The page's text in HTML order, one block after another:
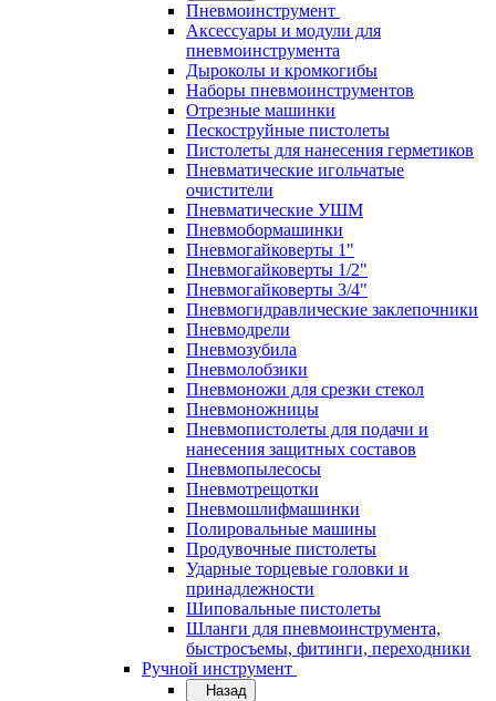
Пневмоинструмент
Аксессуары и модули для
пневмоинструмента
Дыроколы и кромкогибы
Наборы пневмоинструментов
Отрезные машинки
Пескоструйные пистолеты
Пистолеты для нанесения герметиков
Пневматические игольчатые
очистители
Пневматические УШМ
Пневмобормашинки
Пневмогайковерты 1"
Пневмогайковерты 1/2"
Пневмогайковерты 3/4"
Пневмогидравлические заклепочники
Пневмодрели
Пневмозубила
Пневмолобзики
Пневмоножи для срезки стекол
Пневмоножницы
Пневмопистолеты для подачи и
нанесения защитных составов
Пневмопылесосы
Пневмотрещотки
Пневмошлифмашинки
Полировальные машины
Продувочные пистолеты
Ударные торцевые головки и
принадлежности
Шиповальные пистолеты
Шланги для пневмоинструмента,
быстросъемы, фитинги, переходники
Ручной инструмент
Назад